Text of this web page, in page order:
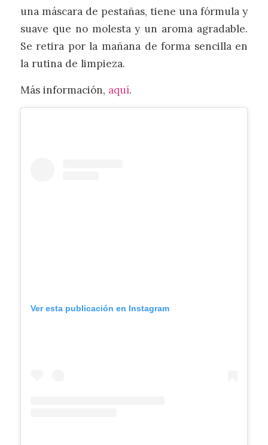
una máscara de pestañas, tiene una fórmula y
suave que no molesta y un aroma agradable.
Se retira por la mañana de forma sencilla en
la rutina de limpieza.
Más información, aquí.
Ver esta publicación en Instagram